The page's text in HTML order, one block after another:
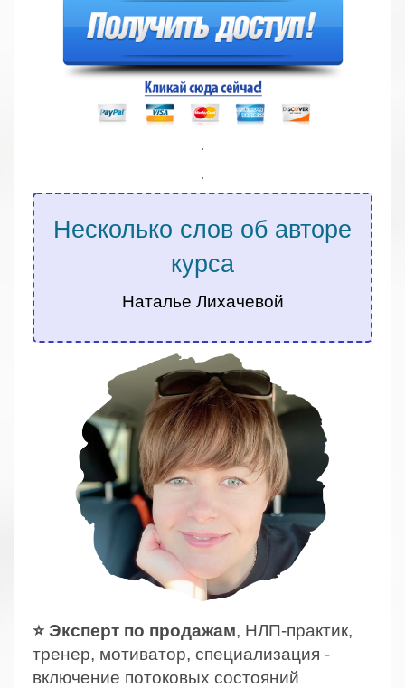
.
.
Несколько слов об авторе
курса
Наталье Лихачевой
⭐ Эксперт по продажам, НЛП-практик,
тренер, мотиватор, специализация -
включение потоковых состояний